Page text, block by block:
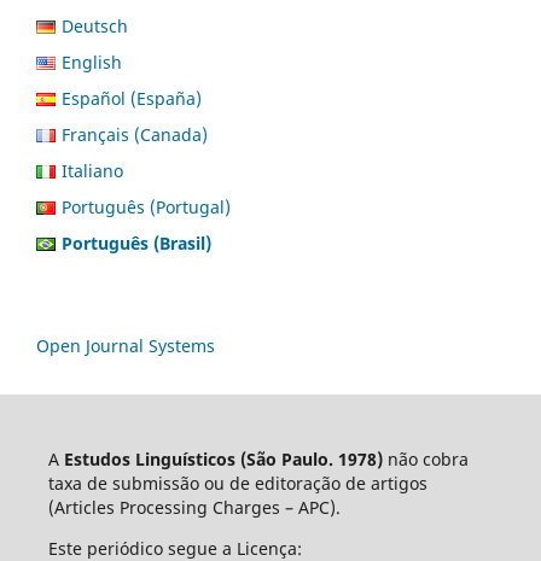
Deutsch
English
Español (España)
Français (Canada)
Italiano
Português (Portugal)
Português (Brasil)
Open Journal Systems
A Estudos Linguísticos (São Paulo. 1978)não cobra
taxa de submissão ou de editoração de artigos
(Articles Processing Charges – APC).
Este periódico segue a Licença: